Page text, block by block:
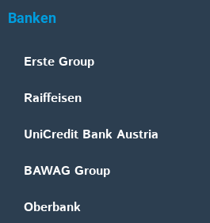
Banken
Erste Group
Raiffeisen
UniCredit Bank Austria
BAWAG Group
Oberbank